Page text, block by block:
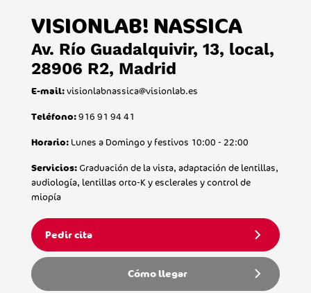
VISIONLAB! NASSICA
Av. Río Guadalquivir, 13, local,
28906 R2, Madrid
E-mail:visionlabnassica@visionlab.es
Teléfono:916 91 94 41
Horario:Lunes a Domingo y festivos 10:00 - 22:00
Servicios:Graduación de la vista, adaptación de lentillas,
audiología, lentillas orto-K y esclerales y control de
miopía
Pedir cita
Cómo llegar